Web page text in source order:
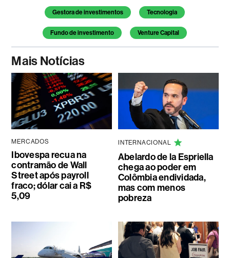
Gestora de investimentos Tecnologia
Fundo de investimento Venture Capital
Mais Notícias
MERCADOS
Ibovespa recua na
contramão de Wall
Street após payroll
fraco; dólar cai a R$
5,09
INTERNACIONAL
Abelardo de la Espriella
chega ao poder em
Colômbia endividada,
mas com menos
pobreza